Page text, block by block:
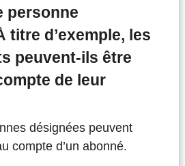
personne
titre d’exemple, les
peuvent-ils être
de leur
désignées peuvent
compte d’un abonné.